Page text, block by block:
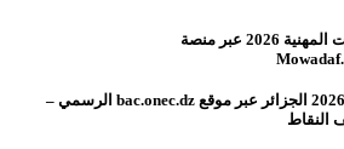
نتائج الامتحانات المهنية 2026 عبر منصة
نتائج بكالوريا 2026 الجزائر عبر موقع bac.onec.dz الرسمي –
النقاط